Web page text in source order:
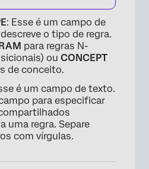
: Esse é um campo de
o tipo de regra.
para regras N-
ou CONCEPT
de conceito.
é um campo de texto.
para especificar
uma regra. Separe
com vírgulas.